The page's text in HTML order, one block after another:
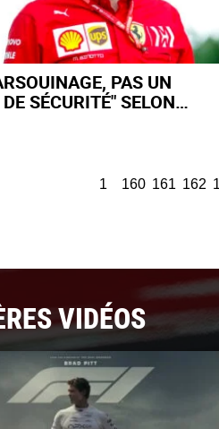
PAS UN
SÉCURITÉ" SELON
1 160 161 162
VIDÉOS